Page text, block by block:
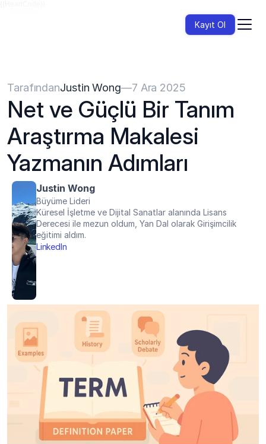
Kayıt Ol
TarafındanJustin Wong—7 Ara 2025
Net ve Güçlü Bir Tanım
Araştırma Makalesi
Yazmanın Adımları
Justin Wong
Büyüme Lideri
Küresel İşletme ve Dijital Sanatlar alanında Lisans
Derecesi ile mezun oldum, Yan Dal olarak Girişimcilik
eğitimi aldım.
LinkedIn